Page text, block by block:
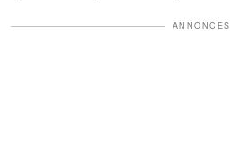
ANNONCES